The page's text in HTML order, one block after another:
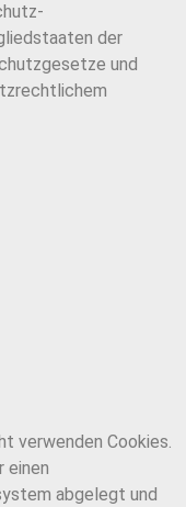
der
und
verwenden Cookies.
einen
abgelegt und